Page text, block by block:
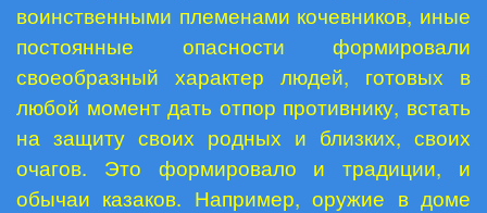
воинственными племенами кочевников, иные
постоянные опасности формировали
своеобразный характер людей, готовых в
любой момент дать отпор противнику, встать
на защиту своих родных и близких, своих
очагов. Это формировало и традиции, и
обычаи казаков. Например, оружие в доме